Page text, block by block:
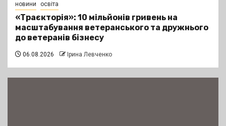
новини освіта
«Траєкторія»: 10 мільйонів гривень на
масштабування ветеранського та дружнього
до ветеранів бізнесу
06.08.2026 Ірина Левченко